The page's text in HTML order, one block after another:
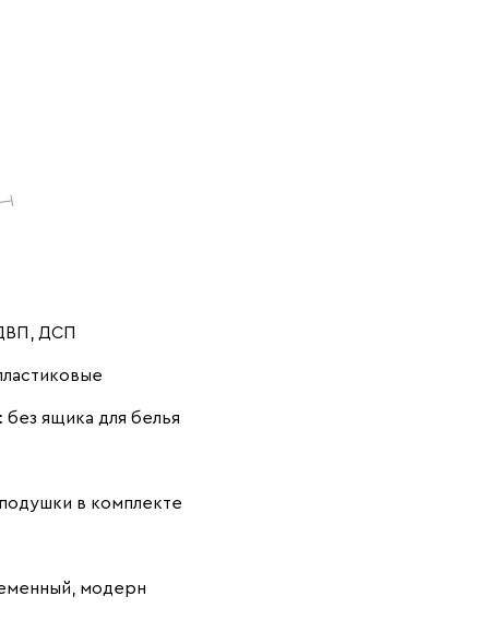
Айвори (Ivory)
Коралловый
ДСП
без ящика для белья
подушки в комплекте
модерн